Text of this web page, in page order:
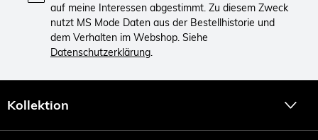
auf meine Interessen abgestimmt. Zu diesem Zweck
nutzt MS Mode Daten aus der Bestellhistorie und
dem Verhalten im Webshop. Siehe
Datenschutzerklärung.
Kollektion